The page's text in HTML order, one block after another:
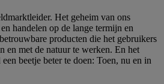
Het geheim van ons
handelen op de lange termijn en
producten die het gebruikers
en met de natuur te werken. En het
beetje beter te doen: Toen, nu en in